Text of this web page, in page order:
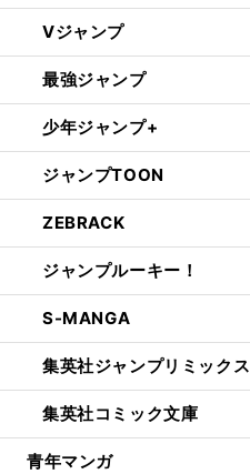
Vジャンプ
最強ジャンプ
少年ジャンプ+
ジャンプTOON
ZEBRACK
ジャンプルーキー！
S-MANGA
集英社ジャンプリミックス
集英社コミック文庫
青年マンガ